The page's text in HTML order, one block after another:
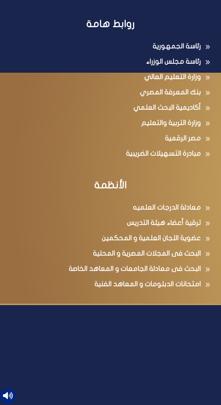
روابط هامة
رئاسة الجمهورية
رئاسة مجلس الوزراء
وزارة التعليم العالي
بنك المعرفة المصري
أكاديمية البحث العلمي
وزارة التربية والتعليم
مصر الرقمية
مبادرة التسهيلات الضريبية
الأنظمة
معادلة الدرجات العلميه
ترقية أعضاء هيئة التدريس
عضوية اللجان العلمية و المحكمين
البحث فى المجلات المصرية و المحلية
البحث فى معادلة الجامعات و المعاهد الخاصة
امتحانات الدبلومات و المعاهد الفنية